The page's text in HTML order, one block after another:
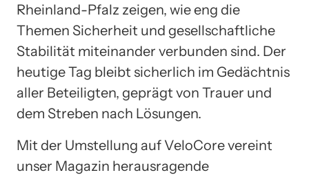
Rheinland-Pfalz zeigen, wie eng die
Themen Sicherheit und gesellschaftliche
Stabilität miteinander verbunden sind. Der
heutige Tag bleibt sicherlich im Gedächtnis
aller Beteiligten, geprägt von Trauer und
dem Streben nach Lösungen.
Mit der Umstellung auf VeloCore vereint
unser Magazin herausragende